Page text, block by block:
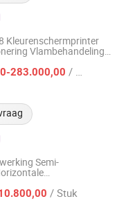
Kleurenschermprinter
Vlambehandeling
283.000,00 / Stuk
LTD
Semi-
/ Stuk
Co., Ltd.